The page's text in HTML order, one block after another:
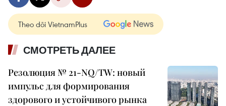
Theo dõi VietnamPlus
СМОТРЕТЬ ДАЛЕЕ
Резолюция № 21-NQ/TW: новый
импульс для формирования
здорового и устойчивого рынка